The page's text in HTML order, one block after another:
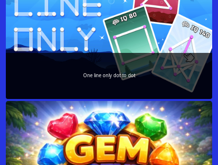
One line only dot to dot